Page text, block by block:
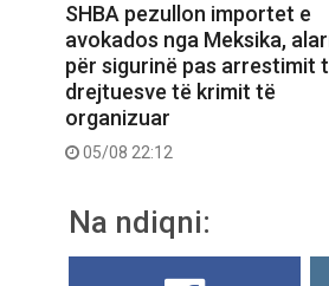
SHBA pezullon importet e
avokados nga Meksika,
për sigurinë pas arrestimit
drejtuesve të krimit të
organizuar
05/08 22:12
Na ndiqni: